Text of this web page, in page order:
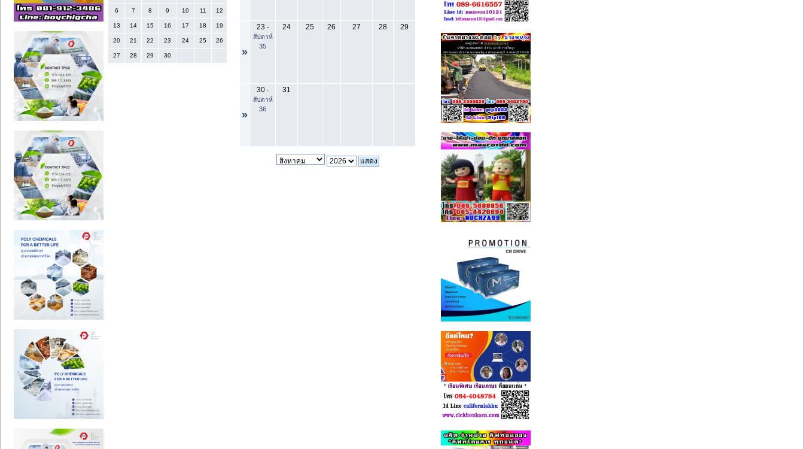
6 7 8 9 10 11 12
13 14 15 16 17 18 19
20 21 22 23 24 25 26
27 28 29 30 »
23 -
สัปดาห์
35
24 25 26 27 28 29
»
30-
สัปดาห์
36
31